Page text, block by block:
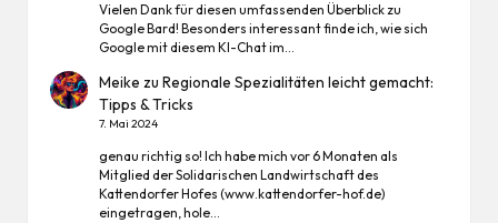
Vielen Dank für diesen umfassenden Überblick zu
Google Bard! Besonders interessant finde ich, wie sich
Google mit diesem KI-Chat im…
Meike zuRegionale Spezialitäten leicht gemacht:
Tipps & Tricks
7. Mai 2024
genau richtig so! Ich habe mich vor 6 Monaten als
Mitglied der Solidarischen Landwirtschaft des
Kattendorfer Hofes (www.kattendorfer-hof.de)
eingetragen, hole…